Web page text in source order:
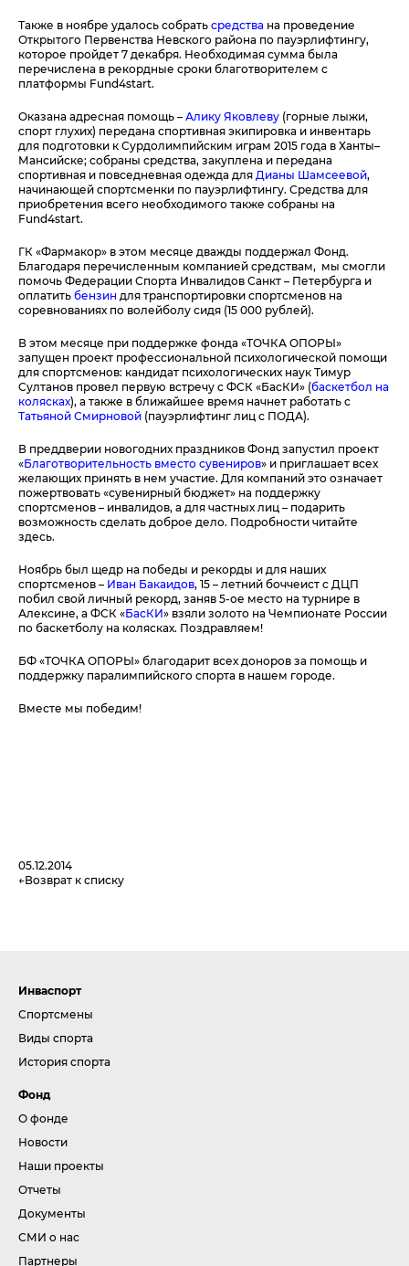
Также в ноябре удалось собратьсредства на проведение
Открытого Первенства Невского района по пауэрлифтингу,
которое пройдет 7 декабря. Необходимая сумма была
перечислена в рекордные сроки благотворителем с
платформы Fund4start.
Оказана адресная помощь –Алику Яковлеву (горные лыжи,
спорт глухих) передана спортивная экипировка и инвентарь
для подготовки к Сурдолимпийским играм 2015 года в Ханты–
Мансийске; собраны средства, закуплена и передана
спортивная и повседневная одежда для Дианы Шамсеевой,
начинающей спортсменки по пауэрлифтингу. Средства для
приобретения всего необходимого также собраны на
Fund4start.
ГК «Фармакор» в этом месяце дважды поддержал Фонд.
Благодаря перечисленным компанией средствам, мы смогли
помочь Федерации Спорта Инвалидов Санкт – Петербурга и
оплатитьбензин для транспортировки спортсменов на
соревнованиях по волейболу сидя (15 000 рублей).
В этом месяце при поддержке фонда «ТОЧКА ОПОРЫ»
запущен проект профессиональной психологической помощи
для спортсменов: кандидат психологических наук Тимур
Султанов провел первую встречу с ФСК «БасКИ» (баскетбол на
колясках), а также в ближайшее время начнет работать с
Татьяной Смирновой (пауэрлифтинг лиц с ПОДА).
В преддверии новогодних праздников Фонд запустил проект
«Благотворительность вместо сувениров» и приглашает всех
желающих принять в нем участие. Для компаний это означает
пожертвовать «сувенирный бюджет» на поддержку
спортсменов – инвалидов, а для частных лиц – подарить
возможность сделать доброе дело. Подробности читайте
здесь.
Ноябрь был щедр на победы и рекорды и для наших
спортсменов – Иван Бакаидов, 15 – летний боччеист с ДЦП
побил свой личный рекорд, заняв 5-ое место на турнире в
Алексине, а ФСК «БасКИ» взяли золото на Чемпионате России
по баскетболу на колясках. Поздравляем!
БФ «ТОЧКА ОПОРЫ» благодарит всех доноров за помощь и
поддержку паралимпийского спорта в нашем городе.
Вместе мы победим!
05.12.2014
Возврат к списку
Инваспорт
Спортсмены
Виды спорта
История спорта
Фонд
О фонде
Новости
Наши проекты
Отчеты
Документы
СМИ о нас
Партнеры